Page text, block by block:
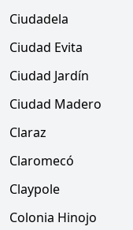
Ciudadela
Ciudad Evita
Ciudad Jardín
Ciudad Madero
Claraz
Claromecó
Claypole
Colonia Hinojo